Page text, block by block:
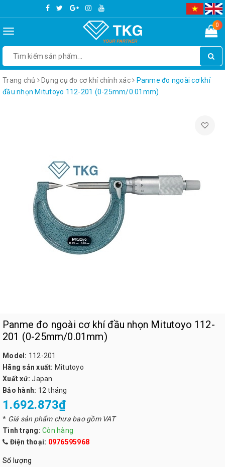
Toggle
0
Trang chủ Dụng cụ đo cơ khí chính xác
Panme đo ngoài cơ khí
đầu nhọn Mitutoyo 112-201 (0-25mm/0.01mm)
Panme đo ngoài cơ khí đầu nhọn Mitutoyo 112-
201 (0-25mm/0.01mm)
Model: 112-201
Hãng sản xuất: Mitutoyo
Xuất xứ: Japan
Bảo hành: 12 tháng
1.692.873₫
* Giá sản phẩm chưa bao gồm VAT
Tình trạng: Còn hàng
Điện thoại: 0976595968
Số lượng